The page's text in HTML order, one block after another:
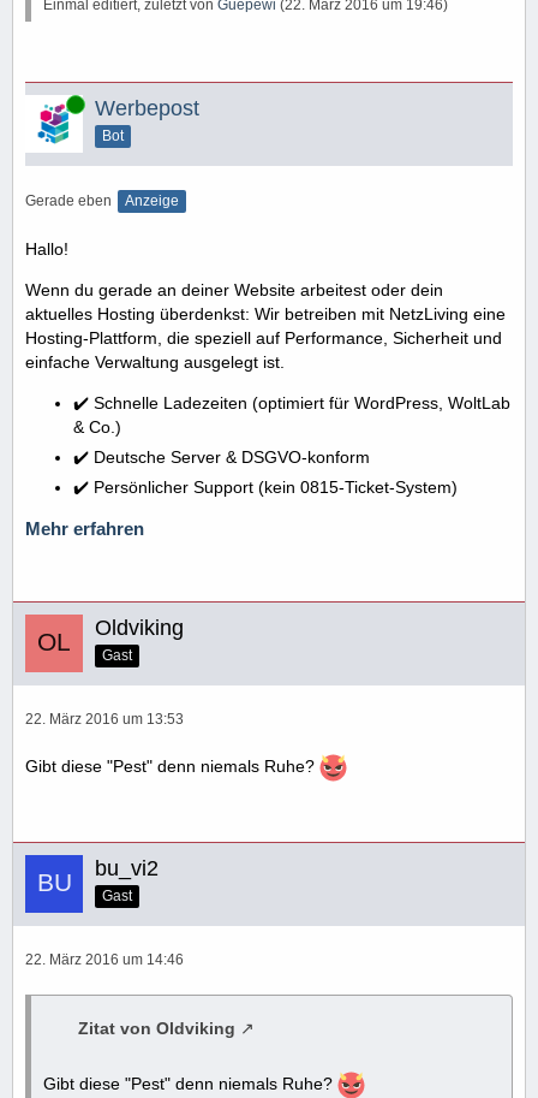
Einmal editiert, zuletzt von Guepewi (22. März 2016 um 19:46)
Online Werbepost
Bot
Gerade eben Anzeige
Hallo!
Wenn du gerade an deiner Website arbeitest oder dein
aktuelles Hosting überdenkst: Wir betreiben mit NetzLiving eine
Hosting-Plattform, die speziell auf Performance, Sicherheit und
einfache Verwaltung ausgelegt ist.
✔️ Schnelle Ladezeiten (optimiert für WordPress, WoltLab
& Co.)
✔️ Deutsche Server & DSGVO-konform
✔️ Persönlicher Support (kein 0815-Ticket-System)
Mehr erfahren
Oldviking
Gast
22. März 2016 um 13:53
Gibt diese "Pest" denn niemals Ruhe?
bu_vi2
Gast
22. März 2016 um 14:46
Zitat von Oldviking
Gibt diese "Pest" denn niemals Ruhe?